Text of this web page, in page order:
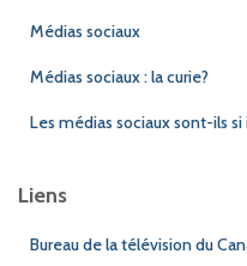
Médias sociaux
Médias sociaux : la curie?
Les médias sociaux sont-ils
Liens
Bureau de la télévision du